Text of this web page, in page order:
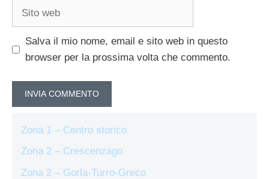
Sito
Salva il mio nome, email e sito web in questo
browser per la prossima volta che commento.
Zona 1 – Centro storico
Zona 2 – Crescenzago
Zona 2 – Gorla-Turro-Greco